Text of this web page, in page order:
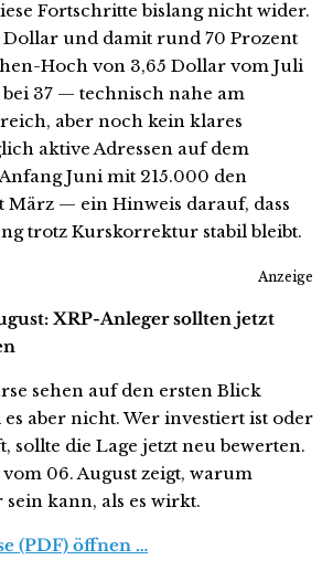
Fortschritte bislang nicht wider.
Dollar und damit rund 70 Prozent
Hoch von 3,65 Dollar vom Juli
bei 37 — technisch nahe am
aber noch kein klares
aktive Adressen auf dem
Juni mit 215.000 den
März — ein Hinweis darauf, dass
trotz Kurskorrektur stabil bleibt.
Anzeige
XRP-Anleger sollten jetzt
sehen auf den ersten Blick
aber nicht. Wer investiert ist oder
sollte die Lage jetzt neu bewerten.
06. August zeigt, warum
kann, als es wirkt.
(PDF) öffnen …